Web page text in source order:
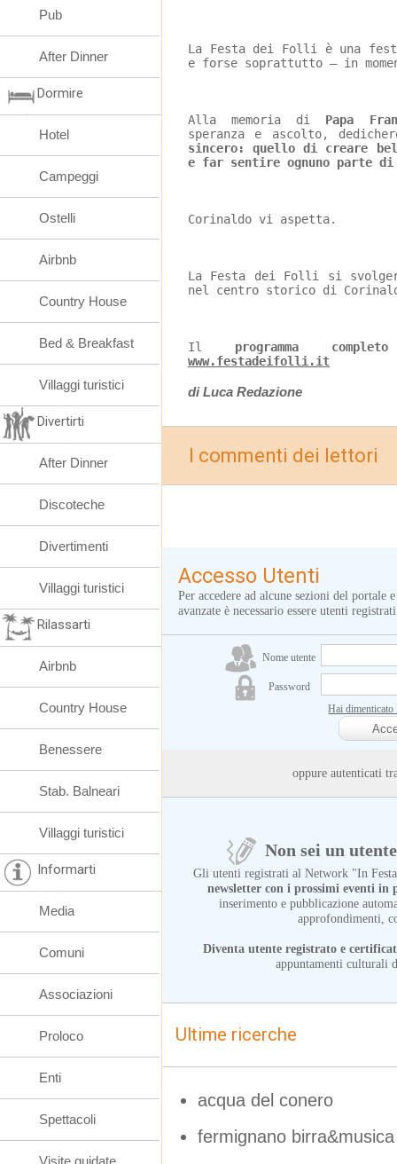
La Festa dei Folli è una
e forse soprattutto – in
Alla memoria di
Papa
speranza e ascolto,
sincero: quello di creare
e far sentire ognuno parte di
Corinaldo vi aspetta.
La Festa dei Folli si
nel centro storico di
Il programma completo
www.festadeifolli.it
di Luca Redazione
I commenti dei lettori
Accesso Utenti
Per accedere ad alcune sezioni del portale
avanzate è necessario essere utenti registrati
Nome utente
Password
Hai dimenticato
oppure autenticati
Non sei un
Gli utenti registrati al Network "In
newsletter con i prossimi eventi in
inserimento e pubblicazione
approfondimenti,
Diventa utente registrato e
appuntamenti culturali
Ultime ricerche
acqua del conero
fermignano birra&musica
Pub
After Dinner
Dormire
Hotel
Campeggi
Ostelli
Airbnb
Country House
Bed & Breakfast
Villaggi turistici
Divertirti
After Dinner
Discoteche
Divertimenti
Villaggi turistici
Rilassarti
Airbnb
Country House
Benessere
Stab. Balneari
Villaggi turistici
Informarti
Media
Comuni
Associazioni
Proloco
Enti
Spettacoli
Visite guidate